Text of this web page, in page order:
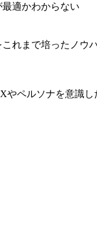
適かわからない
れまで培ったノウ
ペルソナを意識